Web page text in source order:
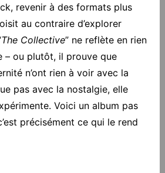
revenir à des formats plus
au contraire d’explorer
The Collective” ne reflète en rien
– ou plutôt, il prouve que
n’ont rien à voir avec la
pas avec la nostalgie, elle
Voici un album pas
précisément ce qui le rend